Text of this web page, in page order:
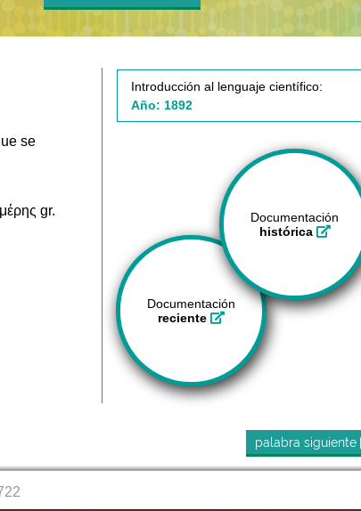
se
gr.
Introducción al lenguaje científico:
Año: 1892
Documentación
histórica
Documentación
reciente
palabra siguiente